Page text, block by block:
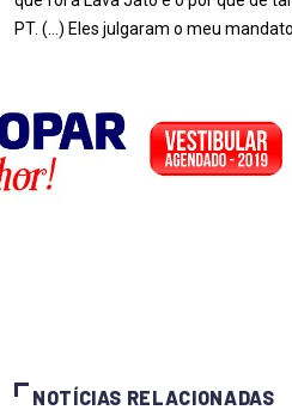
PT. (…) Eles julgaram o meu
NOTÍCIAS RELACIONADAS